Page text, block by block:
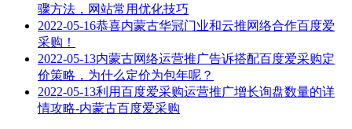
骤方法，网站常用优化技巧
2022-05-16恭喜内蒙古华冠门业和云推网络合作百度爱
采购！
2022-05-13内蒙古网络运营推广告诉搭配百度爱采购定
价策略，为什么定价为包年呢？
2022-05-13利用百度爱采购运营推广增长询盘数量的详
情攻略-内蒙古百度爱采购